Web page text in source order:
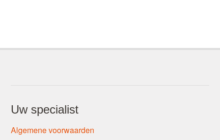
Uw specialist
Algemene voorwaarden